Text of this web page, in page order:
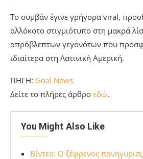
Το συμβάν έγινε γρήγορα viral,
αλλόκοτο στιγμιότυπο στη μακρά
απρόβλεπτων γεγονότων που
ιδιαίτερα στη Λατινική Αμερική.
ΠΗΓΗ: Goal News
Δείτε το πλήρες άρθρο εδώ.
You Might Also Like
Βίντεο: Ο ξέφρενος